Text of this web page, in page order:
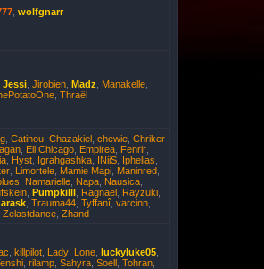
wolfgnarr
Jessi, Jirobien, Madz Manakelle,
, Thraël
, Catinou, Chazakiel, chewie, Chriker
Eli Chicago Empirea Fenrir
, Hyst, Igrahgashka, INiiS, Iphelias
, Limortele, Mamie Mapi, Maninred,
Namarielle Napa Nausica
, Pumpkilll, Ragnaël, Rayzuki,
, Trauma44, Tyffanî, varcinn,
Zelastdance, Zhand
killpilot Lady Lone luckyluke05
rilamp Sahyra Soell Tohran